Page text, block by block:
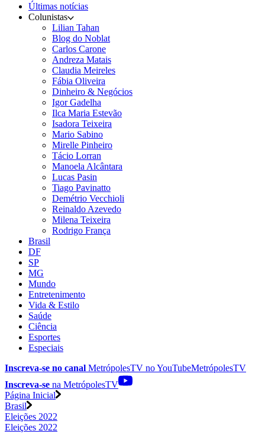
Últimas notícias
Colunistas
Lilian Tahan
Blog do Noblat
Carlos Carone
Andreza Matais
Claudia Meireles
Fábia Oliveira
Dinheiro & Negócios
Igor Gadelha
Ilca Maria Estevão
Isadora Teixeira
Mario Sabino
Mirelle Pinheiro
Tácio Lorran
Manoela Alcântara
Lucas Pasin
Tiago Pavinatto
Demétrio Vecchioli
Reinaldo Azevedo
Milena Teixeira
Rodrigo França
Brasil
DF
SP
MG
Mundo
Entretenimento
Vida & Estilo
Saúde
Ciência
Esportes
Especiais
Inscreva-se no canal MetrópolesTV noYouTubeMetrópolesTV
Inscreva-se na MetrópolesTV
Página Inicial
Brasil
Eleições 2022
Eleições 2022